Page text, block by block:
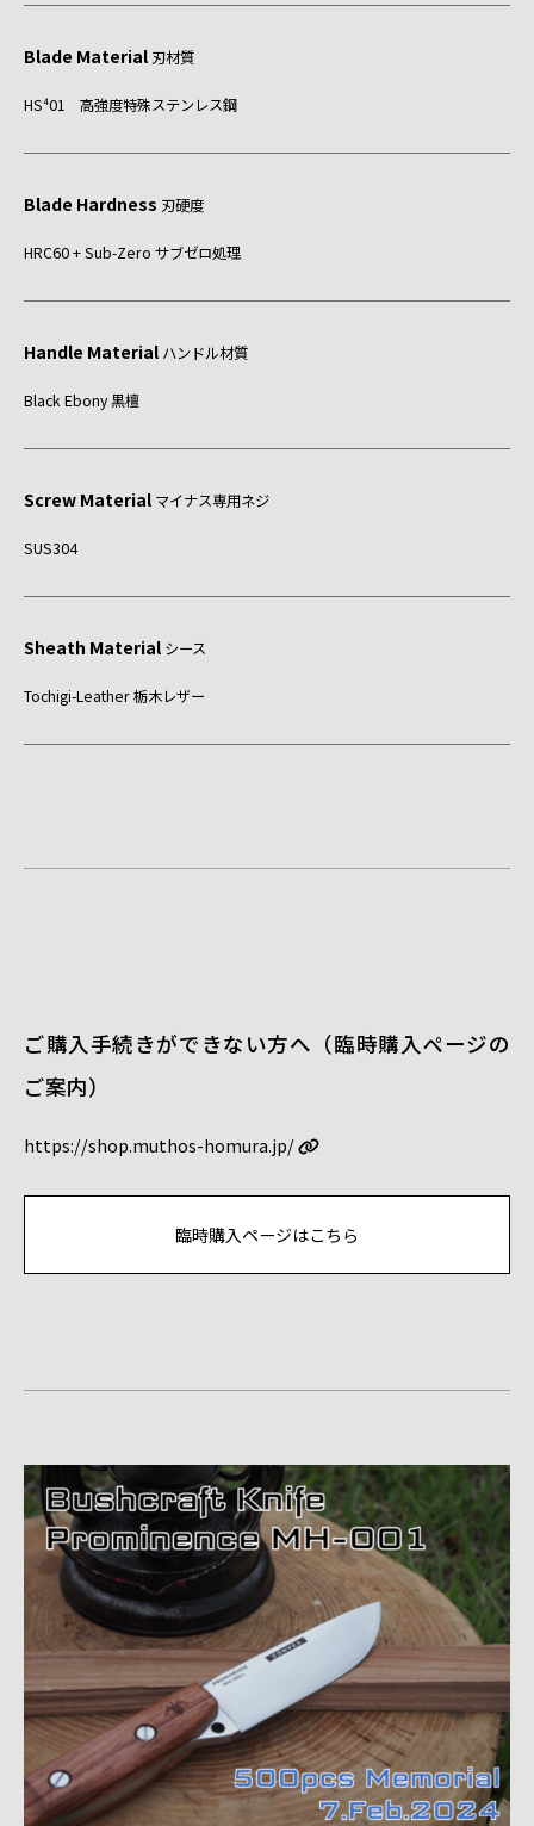
Blade Material 刃材質
HS⁴01 高強度特殊ステンレス鋼
Blade Hardness 刃硬度
HRC60 + Sub-Zero サブゼロ処理
Handle Material ハンドル材質
Black Ebony 黒檀
Screw Material マイナス専用ネジ
SUS304
Sheath Material シース
Tochigi-Leather 栃木レザー
ご購入手続きができない方へ（臨時購入ページの
ご案内）
https://shop.muthos-homura.jp/
臨時購入ページはこちら